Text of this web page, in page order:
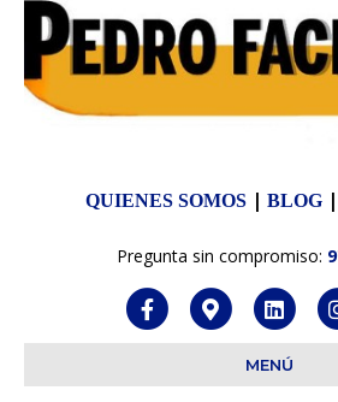
QUIENES SOMOS| BLOG|
Pregunta sin compromiso:
FacebookGoogle-
MENÚ